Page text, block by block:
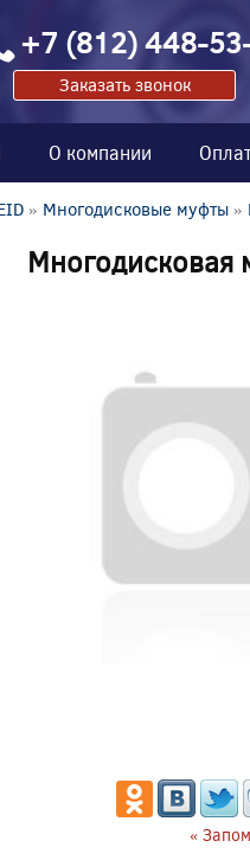
+7 (812) 448-
Заказать звонок
О компании
» Многодисковые муфты »
Многодисковая
«